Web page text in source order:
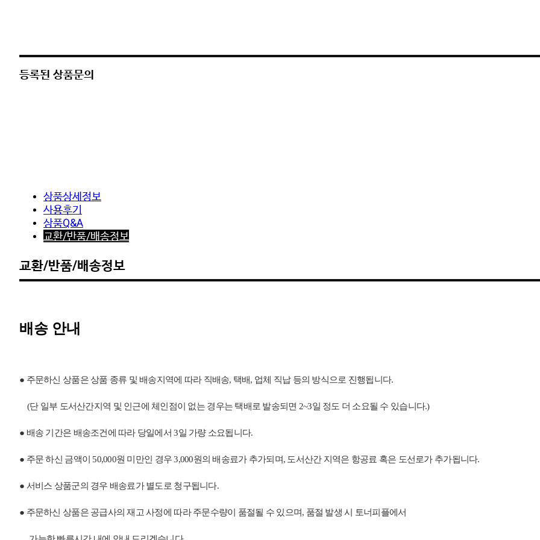
등록된 상품문의
상품상세정보
사용후기
상품Q&A
교환/반품/배송정보
교환/반품/배송정보
배송 안내
● 주문하신 상품은 상품 종류 및 배송지역에 따라 직배송, 택배, 업체 직납 등의 방식으로 진행됩니다.
(단 일부 도서산간지역 및 인근에 체인점이 없는 경우는 택배로 발송되면 2~3일 정도 더 소요될 수 있습니다.)
● 배송 기간은 배송조건에 따라 당일에서 3일 가량 소요됩니다.
● 주문 하신 금액이 50,000원 미만인 경우 3,000원의 배송료가 추가되며, 도서산간 지역은 항공료 혹은 도선로가 추가됩니다.
● 서비스 상품군의 경우 배송료가 별도로 청구됩니다.
● 주문하신 상품은 공급사의 재고 사정에 따라 주문수량이 품절될 수 있으며, 품절 발생 시 토너피플에서